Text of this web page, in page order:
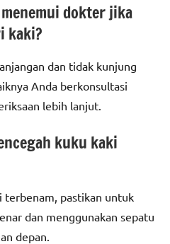
dokter jika
kaki?
dan tidak kunjung
Anda berkonsultasi
lebih lanjut.
kuku kaki
terbenam, pastikan untuk
dan menggunakan sepatu
depan.